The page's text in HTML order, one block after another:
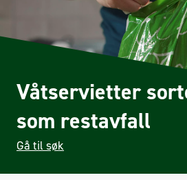
Våtservietter
som restavfall
Gå til søk